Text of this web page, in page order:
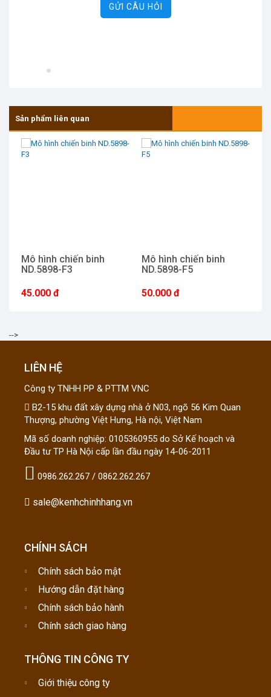
GỬI CÂU HỎI
Sản phẩm liên quan
Mô hình chiến binh
ND.5898-F3
45.000 đ
Mô hình chiến binh
ND.5898-F5
50.000 đ
-->
LIÊN HỆ
Công ty TNHH PP & PTTM VNC
B2-15 khu đất xây dựng nhà ở N03, ngõ 56 Kim Quan
Thượng, phường Việt Hưng, Hà nội, Việt Nam
Mã số doanh nghiệp: 0105360955 do Sở Kế hoạch và
Đầu tư TP Hà Nội cấp lần đầu ngày 14-06-2011
0986.262.267 / 0862.262.267
sale@kenhchinhhang.vn
CHÍNH SÁCH
Chính sách bảo mật
Hướng dẫn đặt hàng
Chính sách bảo hành
Chính sách giao hàng
THÔNG TIN CÔNG TY
Giới thiệu công ty